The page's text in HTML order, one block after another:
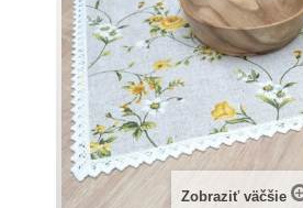
Zobraziť väčšie